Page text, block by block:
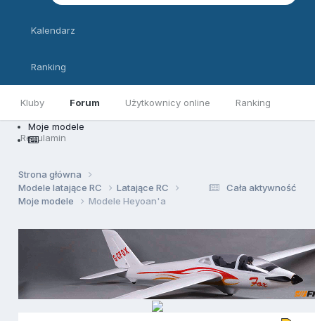
Kluby Forum Użytkownicy online Ranking
Regulamin
Kalendarz
Ranking
Moje modele
Cała aktywność
Strona główna
Modele latające RC
Latające RC
Moje modele
Modele Heyoan'a